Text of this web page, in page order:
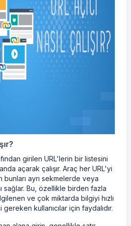
girilen URL'lerin bir listesini
açarak çalışır. Araç her URL'yi
bunları ayrı sekmelerde veya
sağlar. Bu, özellikle birden fazla
ve çok miktarda bilgiyi hızlı
kullanıcılar için faydalıdır.